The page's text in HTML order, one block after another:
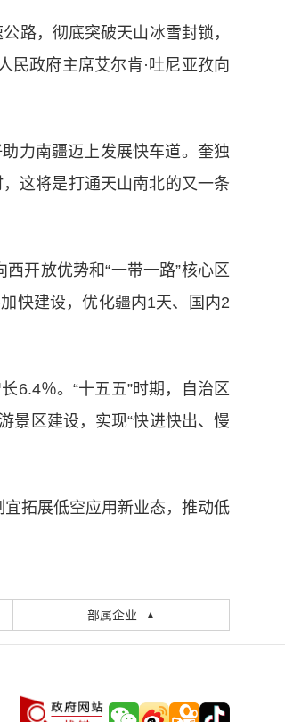
路，彻底突破天山冰雪封锁，
民政府主席艾尔肯·吐尼亚孜向
力南疆迈上发展快车道。奎独
这将是打通天山南北的又一条
开放优势和“一带一路”核心区
快建设，优化疆内1天、国内2
6.4％。“十五五”时期，自治区
景区建设，实现“快进快出、慢
拓展低空应用新业态，推动低
部属企业 ▲